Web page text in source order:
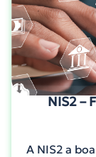
NIS2 –
A NIS2 a